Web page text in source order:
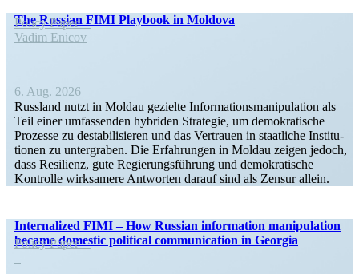
The Russian FIMI Playbook in Moldova
Policy Paper
Vadim Enicov
6. Aug. 2026
Russland nutzt in Moldau gezielte Infor­ma­ti­ons­ma­ni­pu­lation als
Teil einer umfas­senden hybriden Strategie, um demokra­tische
Prozesse zu desta­bi­li­sieren und das Vertrauen in staat­liche Insti­tu­
tionen zu unter­graben. Die Erfah­rungen in Moldau zeigen jedoch,
dass Resilienz, gute Regie­rungs­führung und demokra­tische
Kontrolle wirksamere Antworten darauf sind als Zensur allein.
Inter­na­lized FIMI – How Russian infor­mation manipu­lation
became domestic political commu­ni­cation in Georgia
Policy Paper